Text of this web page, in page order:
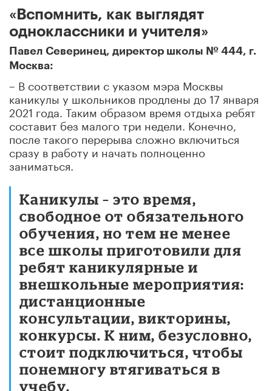
«Вспомнить, как выглядят
одноклассники и учителя»
Павел Северинец, директор школы № 444, г.
Москва:
– В соответствии с указом мэра Москвы
каникулы у школьников продлены до 17 января
2021 года. Таким образом время отдыха ребят
составит без малого три недели. Конечно,
после такого перерыва сложно включиться
сразу в работу и начать полноценно
заниматься.
Каникулы – это время,
свободное от обязательного
обучения, но тем не менее
все школы приготовили для
ребят каникулярные и
внешкольные мероприятия:
дистанционные
консультации, викторины,
конкурсы. К ним, безусловно,
стоит подключиться, чтобы
понемногу втягиваться в
учебу.